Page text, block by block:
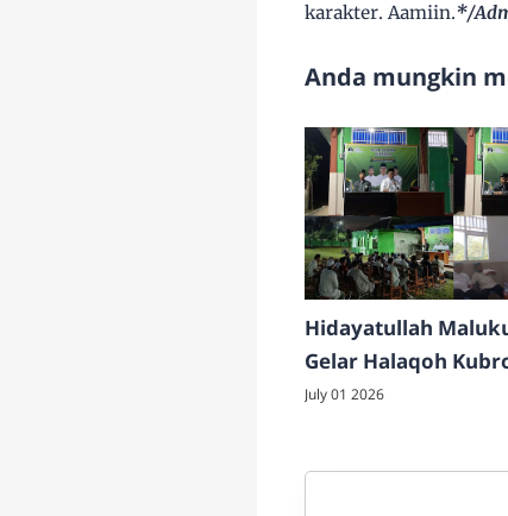
karakter. Aamiin.*/
Anda mungkin
Hidayatullah
Gelar Halaqoh
Soliditas dan
July 01 2026